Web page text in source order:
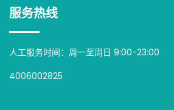
服务热线
人工服务时间：周一至周日 9:00-23:00
4006002825